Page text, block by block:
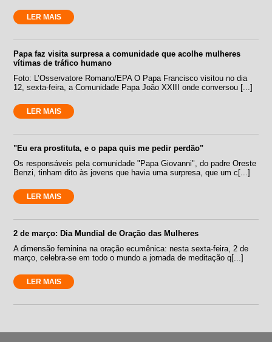
LER MAIS
Papa faz visita surpresa a comunidade que acolhe mulheres
vítimas de tráfico humano
Foto: L’Osservatore Romano/EPA O Papa Francisco visitou no dia
12, sexta-feira, a Comunidade Papa João XXIII onde conversou [...]
LER MAIS
"Eu era prostituta, e o papa quis me pedir perdão"
Os responsáveis pela comunidade "Papa Giovanni", do padre Oreste
Benzi, tinham dito às jovens que havia uma surpresa, que um c[...]
LER MAIS
2 de março: Dia Mundial de Oração das Mulheres
A dimensão feminina na oração ecumênica: nesta sexta-feira, 2 de
março, celebra-se em todo o mundo a jornada de meditação q[...]
LER MAIS